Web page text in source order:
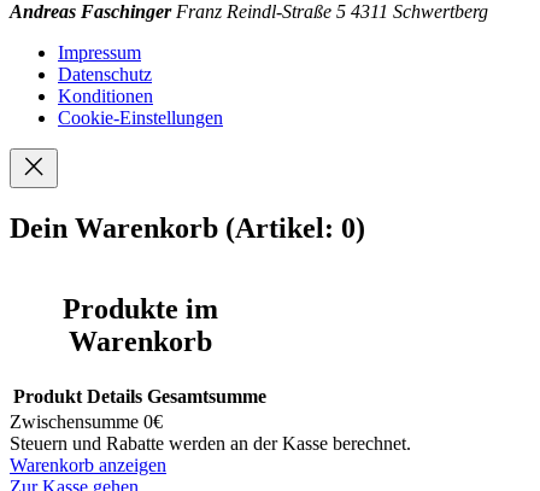
Andreas Faschinger Franz Reindl-Straße 5 4311 Schwertberg
Impressum
Datenschutz
Konditionen
Cookie-Einstellungen
Dein Warenkorb (Artikel: 0)
Produkte im
Warenkorb
Produkt Details Gesamtsumme
Zwischensumme 0€
Steuern und Rabatte werden an der Kasse berechnet.
Warenkorb anzeigen
Zur Kasse gehen